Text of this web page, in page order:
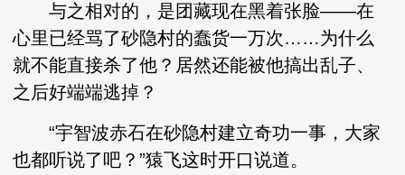
与之相对的，是团藏现在黑着张脸——在
心里已经骂了砂隐村的蠢货一万次……为什么
就不能直接杀了他？居然还能被他搞出乱子、
之后好端端逃掉？
“宇智波赤石在砂隐村建立奇功一事，大家
也都听说了吧？”猿飞这时开口说道。